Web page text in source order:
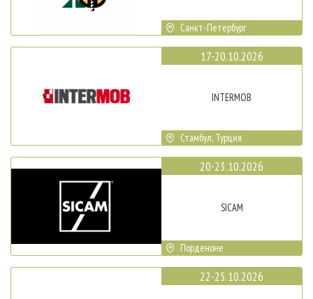
Санкт-Петербург
17-20.10.2026
INTERMOB
Стамбул, Турция
20-23.10.2026
SICAM
Порденоне
22-25.10.2026